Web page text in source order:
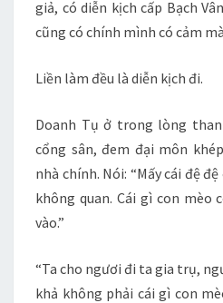
giả, có diễn kịch cấp Bạch
cũng có chính mình có cảm
Liền làm đều là diễn kịch đi.
Doanh Tụ ở trong lòng
cổng sân, đem đại môn
nhà chính. Nói: “Mấy cái đệ
không quan. Cái gì con mèo
vào.”
“Ta cho ngươi đi ta gia trụ,
khả không phải cái gì con